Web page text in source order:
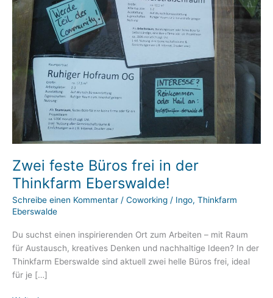
Zwei feste Büros frei in der
Thinkfarm Eberswalde!
Schreibe einen Kommentar / Coworking / Ingo, Thinkfarm
Eberswalde
Du suchst einen inspirierenden Ort zum Arbeiten – mit Raum
für Austausch, kreatives Denken und nachhaltige Ideen? In der
Thinkfarm Eberswalde sind aktuell zwei helle Büros frei, ideal
für je […]